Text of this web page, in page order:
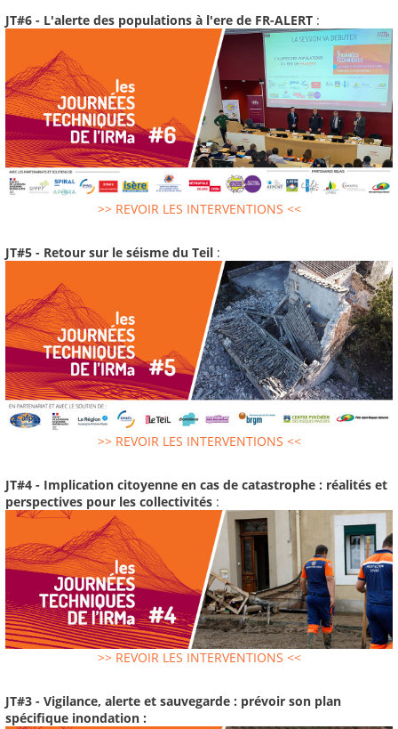
JT#6 - L'alerte des populations à l'ere de FR-ALERT :
>> REVOIR LES INTERVENTIONS <<
JT#5 - Retour sur le séisme du Teil :
>> REVOIR LES INTERVENTIONS <<
JT#4 - Implication citoyenne en cas de catastrophe : réalités et
perspectives pour les collectivités :
>> REVOIR LES INTERVENTIONS <<
JT#3 - Vigilance, alerte et sauvegarde : prévoir son plan
spécifique inondation :